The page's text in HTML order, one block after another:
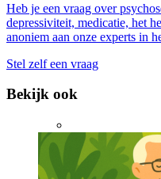
Heb je een vraag over
depressiviteit, medicatie, het
anoniem aan onze experts in
Stel zelf een vraag
Bekijk ook